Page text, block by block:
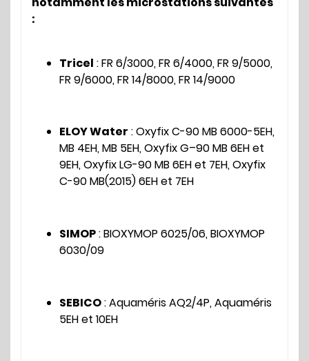
:
Tricel : FR 6/3000, FR 6/4000, FR 9/5000,
FR 9/6000, FR 14/8000, FR 14/9000
ELOY Water : Oxyfix C-90 MB 6000-5EH,
MB 4EH, MB 5EH, Oxyfix G–90 MB 6EH et
9EH, Oxyfix LG-90 MB 6EH et 7EH, Oxyfix
C-90 MB(2015) 6EH et 7EH
SIMOP: BIOXYMOP 6025/06, BIOXYMOP
6030/09
SEBICO: Aquaméris AQ2/4P, Aquaméris
5EH et 10EH